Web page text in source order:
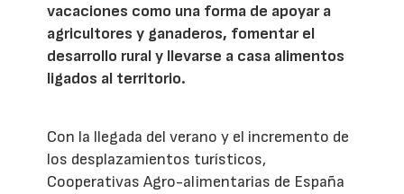
vacaciones como una forma de apoyar a
agricultores y ganaderos, fomentar el
desarrollo rural y llevarse a casa alimentos
ligados al territorio.
Con la llegada del verano y el incremento de
los desplazamientos turísticos,
Cooperativas Agro-alimentarias de España